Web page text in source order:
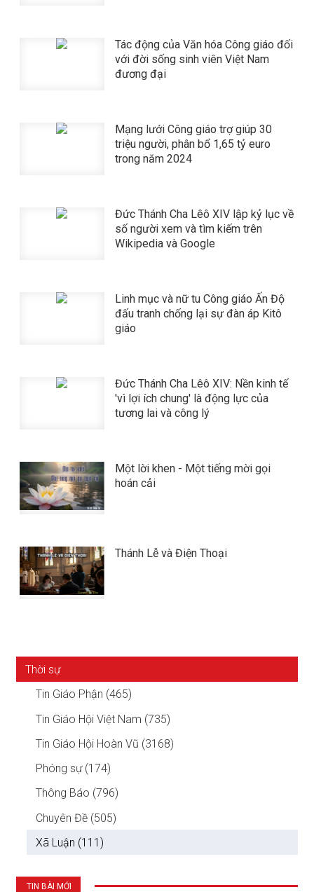
Tác động của Văn hóa Công giáo đối
với đời sống sinh viên Việt Nam
đương đại
Mạng lưới Công giáo trợ giúp 30
triệu người, phân bổ 1,65 tỷ euro
trong năm 2024
Đức Thánh Cha Lêô XIV lập kỷ lục về
số người xem và tìm kiếm trên
Wikipedia và Google
Linh mục và nữ tu Công giáo Ấn Độ
đấu tranh chống lại sự đàn áp Kitô
giáo
Đức Thánh Cha Lêô XIV: Nền kinh tế
'vì lợi ích chung' là động lực của
tương lai và công lý
Một lời khen - Một tiếng mời gọi
hoán cải
Thánh Lễ và Điện Thoại
Thời sự
Tin Giáo Phận (465)
Tin Giáo Hội Việt Nam (735)
Tin Giáo Hội Hoàn Vũ (3168)
Phóng sự (174)
Thông Báo (796)
Chuyên Đề (505)
Xã Luận (111)
TIN BÀI MỚI